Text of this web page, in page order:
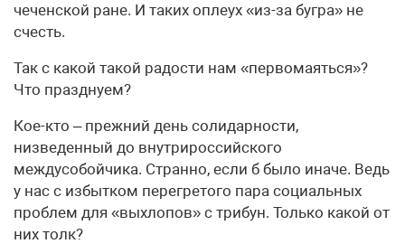
чеченской ране. И таких оплеух «из-за бугра» не
счесть.
Так с какой такой радости нам «первомаяться»?
Что празднуем?
Кое-кто – прежний день солидарности,
низведенный до внутрироссийского
междусобойчика. Странно, если б было иначе. Ведь
у нас с избытком перегретого пара социальных
проблем для «выхлопов» с трибун. Только какой от
них толк?